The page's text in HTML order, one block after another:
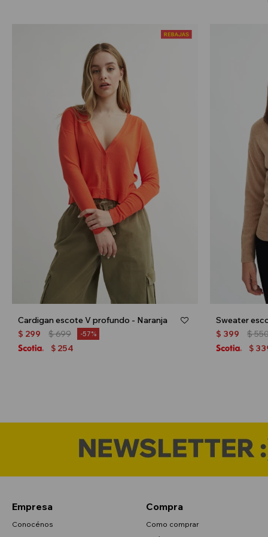
Cardigan escote V profundo - Naranja
$ 299 $699 57
$ 254
Sweater
$ 399 $
$
Empresa
Conocénos
Compra
Como comprar